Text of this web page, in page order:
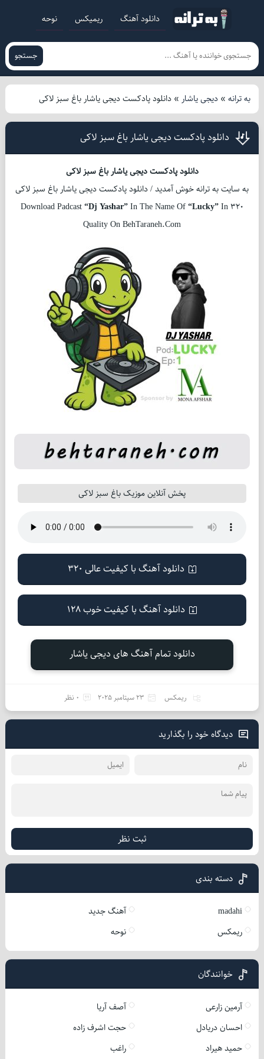
دانلود آهنگ ریمیکس نوحه
جستجو
به ترانه» دیجی یاشار» دانلود پادکست دیجی یاشار باغ سبز لاکی
دانلود پادکست دیجی یاشار باغ سبز لاکی
دانلود پادکست دیجی یاشار باغ سبز لاکی
به سایت به ترانه خوش آمدید / دانلود پادکست دیجی یاشار باغ سبز لاکی
Download Padcast“Dj Yashar”In The Name Of“Lucky”In 320
Quality On BehTaraneh.Com
پخش آنلاین موزیک باغ سبز لاکی
دانلود آهنگ با کیفیت عالی 320
دانلود آهنگ با کیفیت خوب 128
دانلود تمام آهنگ های دیجی یاشار
ریمکس 23 سپتامبر 2025 0 نظر
دیدگاه خود را بگذارید
ثبت نظر
دسته بندی
madahi
آهنگ جدید
ریمکس
نوحه
خوانندگان
آرمین زارعی
آصف آریا
احسان دریادل
حجت اشرف زاده
حمید هیراد
راغب